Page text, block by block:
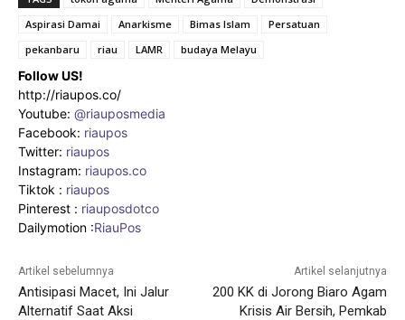
Aspirasi Damai
Anarkisme Bimas Islam
Persatuan
pekanbaru
riau LAMR budaya Melayu
Follow US!
http://riaupos.co/
Youtube: @riauposmedia
Facebook: riaupos
Twitter: riaupos
Instagram: riaupos.co
Tiktok : riaupos
Pinterest : riauposdotco
Dailymotion :RiauPos
Artikel sebelumnya
Antisipasi Macet, Ini Jalur
Alternatif Saat Aksi
Artikel selanjutnya
200 KK di Jorong Biaro Agam
Krisis Air Bersih, Pemkab